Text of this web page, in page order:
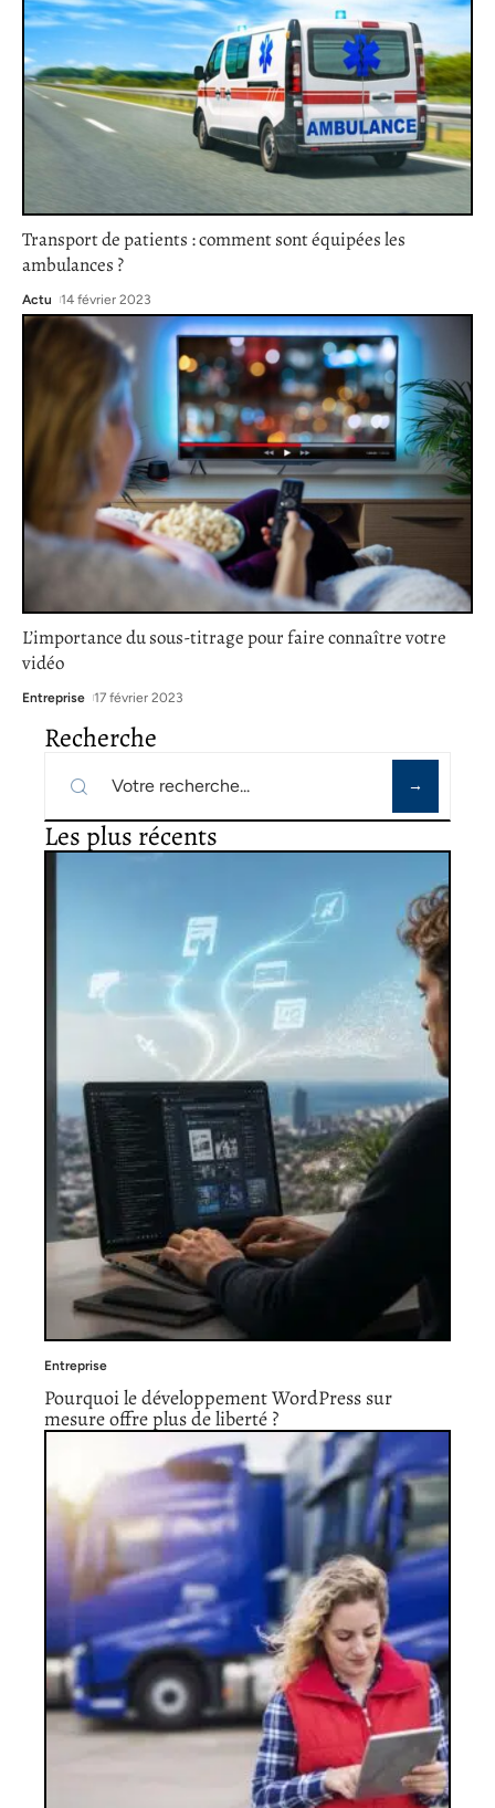
Transport de patients : comment sont équipées les
ambulances ?
Actu 14 février 2023
L’importance du sous-titrage pour faire connaître votre
vidéo
Entreprise 17 février 2023
Recherche
Les plus récents
Entreprise
Pourquoi le développement WordPress sur
mesure offre plus de liberté ?